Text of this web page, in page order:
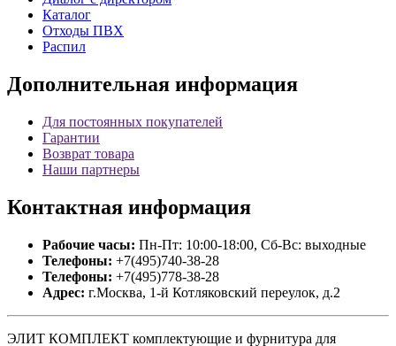
Каталог
Отходы ПВХ
Распил
Дополнительная информация
Для постоянных покупателей
Гарантии
Возврат товара
Наши партнеры
Контактная информация
Рабочие часы: Пн-Пт: 10:00-18:00, Сб-Вс: выходные
Телефоны: +7(495)740-38-28
Телефоны: +7(495)778-38-28
Адрес: г.Москва, 1-й Котляковский переулок, д.2
ЭЛИТ КОМПЛЕКТ комплектующие и фурнитура для